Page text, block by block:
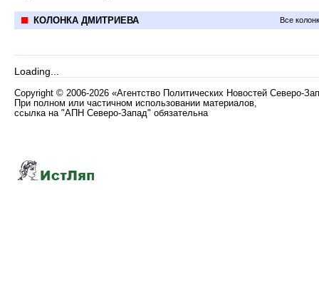
КОЛОНКА ДМИТРИЕВА Все
Loading...
Copyright © 2006-2026 «Агентство Политических Новостей Северо-
При полном или частичном использовании материалов,
ссылка на "АПН Северо-Запад" обязательна